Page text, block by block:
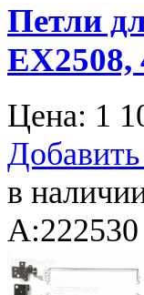
Петли
EX2508,
Цена: 1
в
A:222530